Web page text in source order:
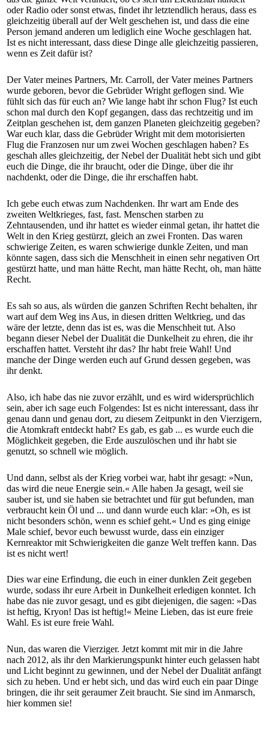
oder Radio oder sonst etwas, findet ihr letztendlich heraus, dass es
gleichzeitig überall auf der Welt geschehen ist, und dass die eine
Person jemand anderen um lediglich eine Woche geschlagen hat.
Ist es nicht interessant, dass diese Dinge alle gleichzeitig passieren,
wenn es Zeit dafür ist?
Der Vater meines Partners, Mr. Carroll, der Vater meines Partners
wurde geboren, bevor die Gebrüder Wright geflogen sind. Wie
fühlt sich das für euch an? Wie lange habt ihr schon Flug? Ist euch
schon mal durch den Kopf gegangen, dass das rechtzeitig und im
Zeitplan geschehen ist, dem ganzen Planeten gleichzeitig gegeben?
War euch klar, dass die Gebrüder Wright mit dem motorisierten
Flug die Franzosen nur um zwei Wochen geschlagen haben? Es
geschah alles gleichzeitig, der Nebel der Dualität hebt sich und gibt
euch die Dinge, die ihr braucht, oder die Dinge, über die ihr
nachdenkt, oder die Dinge, die ihr erschaffen habt.
Ich gebe euch etwas zum Nachdenken. Ihr wart am Ende des
zweiten Weltkrieges, fast, fast. Menschen starben zu
Zehntausenden, und ihr hattet es wieder einmal getan, ihr hattet die
Welt in den Krieg gestürzt, gleich an zwei Fronten. Das waren
schwierige Zeiten, es waren schwierige dunkle Zeiten, und man
könnte sagen, dass sich die Menschheit in einen sehr negativen Ort
gestürzt hatte, und man hätte Recht, man hätte Recht, oh, man hätte
Recht.
Es sah so aus, als würden die ganzen Schriften Recht behalten, ihr
wart auf dem Weg ins Aus, in diesen dritten Weltkrieg, und das
wäre der letzte, denn das ist es, was die Menschheit tut. Also
begann dieser Nebel der Dualität die Dunkelheit zu ehren, die ihr
erschaffen hattet. Versteht ihr das? Ihr habt freie Wahl! Und
manche der Dinge werden euch auf Grund dessen gegeben, was
ihr denkt.
Also, ich habe das nie zuvor erzählt, und es wird widersprüchlich
sein, aber ich sage euch Folgendes: Ist es nicht interessant, dass ihr
genau dann und genau dort, zu diesem Zeitpunkt in den Vierzigern,
die Atomkraft entdeckt habt? Es gab, es gab ... es wurde euch die
Möglichkeit gegeben, die Erde auszulöschen und ihr habt sie
genutzt, so schnell wie möglich.
Und dann, selbst als der Krieg vorbei war, habt ihr gesagt: »Nun,
das wird die neue Energie sein.« Alle haben Ja gesagt, weil sie
sauber ist, und sie haben sie betrachtet und für gut befunden, man
verbraucht kein Öl und ... und dann wurde euch klar: »Oh, es ist
nicht besonders schön, wenn es schief geht.« Und es ging einige
Male schief, bevor euch bewusst wurde, dass ein einziger
Kernreaktor mit Schwierigkeiten die ganze Welt treffen kann. Das
ist es nicht wert!
Dies war eine Erfindung, die euch in einer dunklen Zeit gegeben
wurde, sodass ihr eure Arbeit in Dunkelheit erledigen konntet. Ich
habe das nie zuvor gesagt, und es gibt diejenigen, die sagen: »Das
ist heftig, Kryon! Das ist heftig!« Meine Lieben, das ist eure freie
Wahl. Es ist eure freie Wahl.
Nun, das waren die Vierziger. Jetzt kommt mit mir in die Jahre
nach 2012, als ihr den Markierungspunkt hinter euch gelassen habt
und Licht beginnt zu gewinnen, und der Nebel der Dualität anfängt
sich zu heben. Und er hebt sich, und das wird euch ein paar Dinge
bringen, die ihr seit geraumer Zeit braucht. Sie sind im Anmarsch,
hier kommen sie!